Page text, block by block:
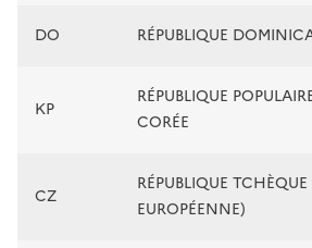
DO RÉPUBLIQUE
KP
RÉPUBLIQUE
CORÉE
CZ
RÉPUBLIQUE
EUROPÉENNE)